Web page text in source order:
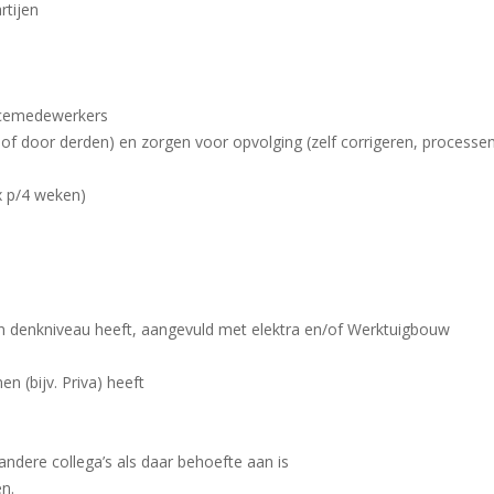
door derden) en zorgen voor opvolging (zelf corrigeren,
p/4 weken)
heeft, aangevuld met elektra en/of Werktuigbouw
(bijv. Priva) heeft
collega’s als daar behoefte aan is